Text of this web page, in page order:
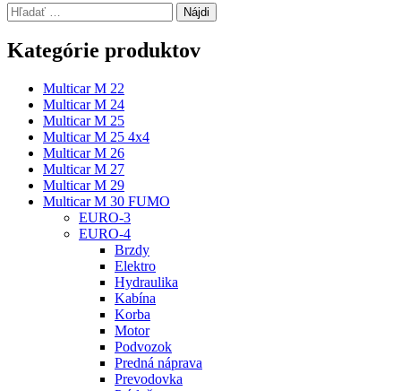
Hľadať:
Kategórie produktov
Multicar M 22
Multicar M 24
Multicar M 25
Multicar M 25 4x4
Multicar M 26
Multicar M 27
Multicar M 29
Multicar M 30 FUMO
EURO-3
EURO-4
Brzdy
Elektro
Hydraulika
Kabína
Korba
Motor
Podvozok
Predná náprava
Prevodovka